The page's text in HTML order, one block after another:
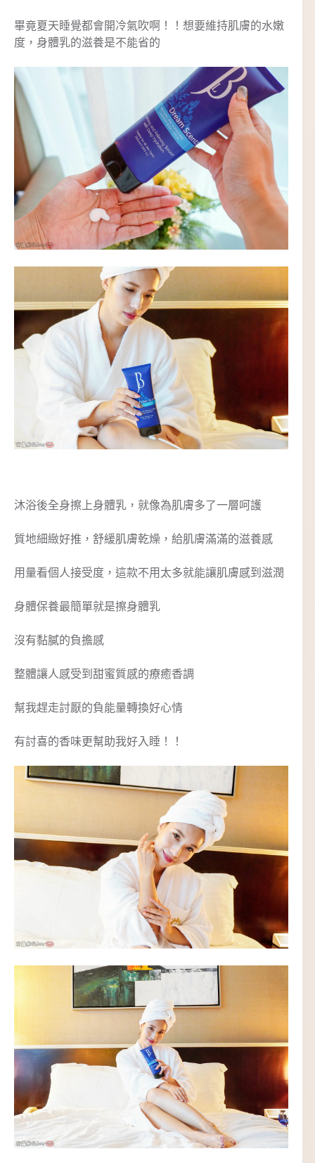
畢竟夏天睡覺都會開冷氣吹啊！！想要維持肌膚的水嫩
度，身體乳的滋養是不能省的
沐浴後全身擦上身體乳，就像為肌膚多了一層呵護
質地細緻好推，舒緩肌膚乾燥，給肌膚滿滿的滋養感
用量看個人接受度，這款不用太多就能讓肌膚感到滋潤
身體保養最簡單就是擦身體乳
沒有黏膩的負擔感
整體讓人感受到甜蜜質感的療癒香調
幫我趕走討厭的負能量轉換好心情
有討喜的香味更幫助我好入睡！！